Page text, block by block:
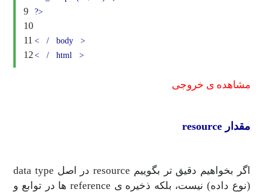
9
10
11
12
?>
< / body
>
<
/ html >
مشاهده ی خروجی
مقدار resource
اگر بخواهیم دقیق تر بگوییم resource در اصل data type
(نوع داده) نیست، بلکه ذخیره ی reference ها در توابع و